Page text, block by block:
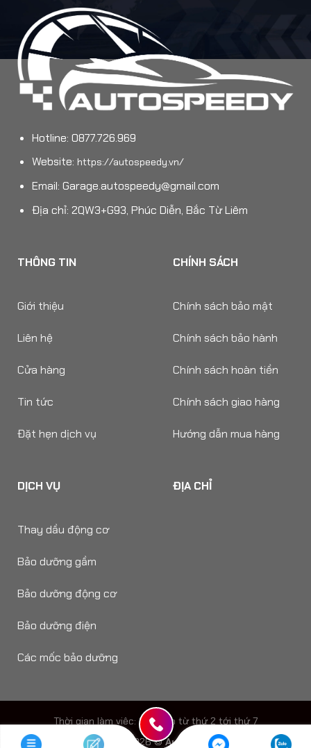
Hotline: 0877.726.969
Website: https://autospeedy.vn/
Email: Garage.autospeedy@gmail.com
Địa chỉ: 2QW3+G93, Phúc Diễn, Bắc Từ Liêm
THÔNG TIN
Giới thiệu
Liên hệ
Cửa hàng
Tin tức
Đặt hẹn dịch vụ
CHÍNH SÁCH
Chính sách bảo mật
Chính sách bảo hành
Chính sách hoàn tiền
Chính sách giao hàng
Hướng dẫn mua hàng
DỊCH VỤ
Thay dầu động cơ
Bảo dưỡng gầm
Bảo dưỡng động cơ
Bảo dưỡng điện
Các mốc bảo dưỡng
ĐỊA CHỈ
Thời gian làm viêc: 8h - 18h từ thứ 2 tới thứ 7
Copyright 2026 ©Auto Speedy